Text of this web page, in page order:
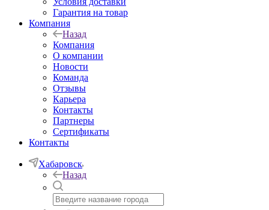
Гарантия на товар
Компания
Назад
Компания
О компании
Новости
Команда
Отзывы
Карьера
Контакты
Партнеры
Сертификаты
Контакты
Хабаровск
Назад